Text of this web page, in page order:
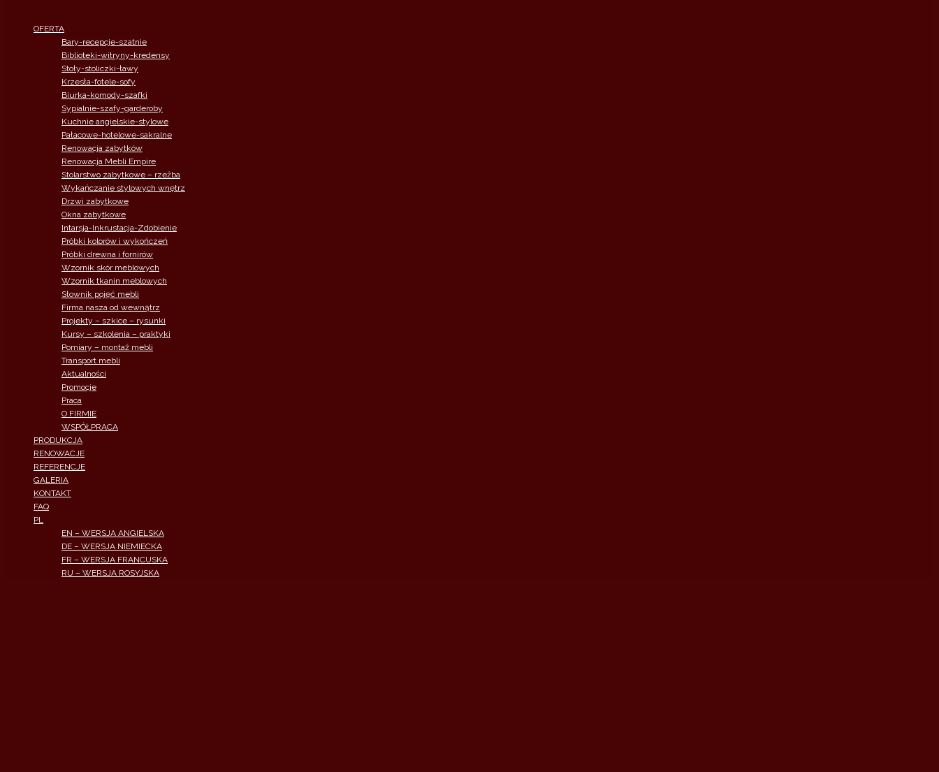
OFERTA
Bary-recepcje-szatnie
Biblioteki-witryny-kredensy
Stoły-stoliczki-ławy
Krzesła-fotele-sofy
Biurka-komody-szafki
Sypialnie-szafy-garderoby
Kuchnie angielskie-stylowe
Pałacowe-hotelowe-sakralne
Renowacja zabytków
Renowacja Mebli Empire
Stolarstwo zabytkowe – rzeżba
Wykańczanie stylowych wnętrz
Drzwi zabytkowe
Okna zabytkowe
Intarsja-Inkrustacja-Zdobienie
Próbki kolorów i wykończeń
Próbki drewna i fornirów
Wzornik skór meblowych
Wzornik tkanin meblowych
Słownik pojęć mebli
Firma nasza od wewnątrz
Projekty – szkice – rysunki
Kursy – szkolenia – praktyki
Pomiary – montaż mebli
Transport mebli
Aktualności
Promocje
Praca
O FIRMIE
WSPÓŁPRACA
PRODUKCJA
RENOWACJE
REFERENCJE
GALERIA
KONTAKT
FAQ
PL
EN – WERSJA ANGIELSKA
DE – WERSJA NIEMIECKA
FR – WERSJA FRANCUSKA
RU – WERSJA ROSYJSKA